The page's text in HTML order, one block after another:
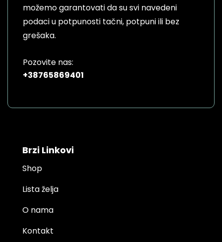
možemo garantovati da su svi navedeni
podaci u potpunosti tačni, potpuni ili bez
grešaka.
Pozovite nas:
+38765869401
Brzi Linkovi
Shop
Lista želja
O nama
Kontakt